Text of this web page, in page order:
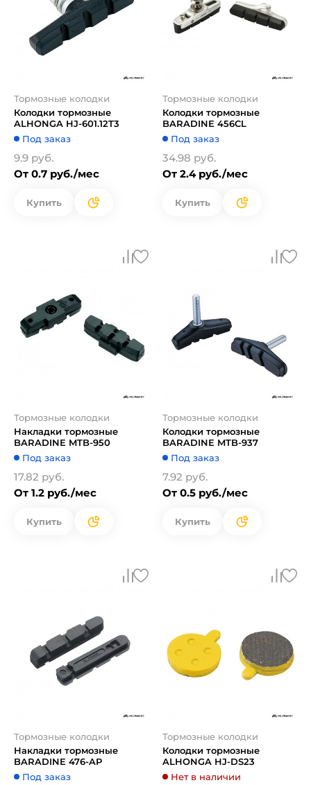
Тормозные колодки
Колодки тормозные
ALHONGA HJ-601.12T3
Под заказ
9.9 руб.
От 0.7 руб./мес
Купить
Тормозные колодки
Колодки тормозные
BARADINE 456CL
Под заказ
34.98 руб.
От 2.4 руб./мес
Купить
Тормозные колодки
Накладки тормозные
BARADINE MTB-950
Под заказ
17.82 руб.
От 1.2 руб./мес
Купить
Тормозные колодки
Колодки тормозные
BARADINE MTB-937
Под заказ
7.92 руб.
От 0.5 руб./мес
Купить
Тормозные колодки
Накладки тормозные
BARADINE 476-AP
Под заказ
Тормозные колодки
Колодки тормозные
ALHONGA HJ-DS23
Нет в наличии